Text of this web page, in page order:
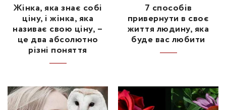
Жінка, яка знає собі
ціну, і жінка, яка
називає свою ціну, –
це два абсолютно
різні поняття
7 способів
привернути в своє
життя людину, яка
буде вас любити